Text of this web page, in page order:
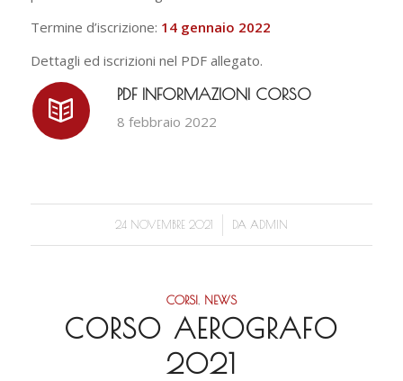
Termine d’iscrizione: 14 gennaio 2022
Dettagli ed iscrizioni nel PDF allegato.
PDF INFORMAZIONI CORSO
8 febbraio 2022
24 NOVEMBRE 2021
/ DA ADMIN
CORSI, NEWS
CORSO AEROGRAFO
2021